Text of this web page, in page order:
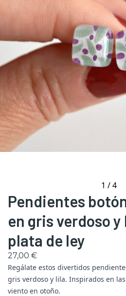
1 /4
Pendientes
en gris verdoso
plata de ley
27,00 €
Regálate estos divertidos
gris verdoso y lila. Inspirados en
viento en otoño.